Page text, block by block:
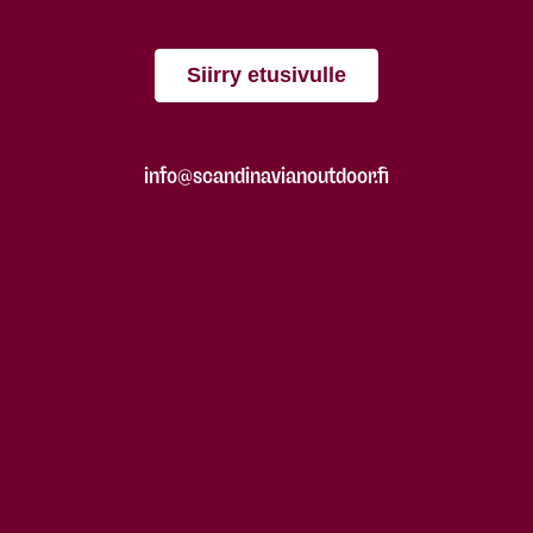
Siirry etusivulle
info@scandinavianoutdoor.fi